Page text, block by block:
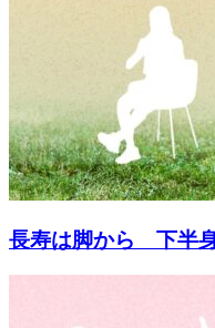
長寿は脚から 下半